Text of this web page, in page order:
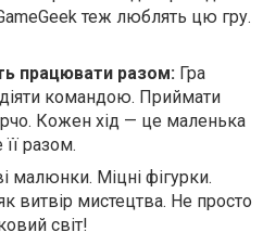
теж люблять цю гру.
працювати разом: Гра
командою. Приймати
Кожен хід — це маленька
її разом.
малюнки. Міцні фігурки.
витвір мистецтва. Не просто
світ!